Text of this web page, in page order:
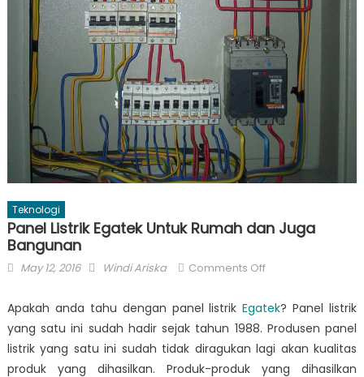
Teknologi
Panel Listrik Egatek Untuk Rumah dan Juga
Bangunan
Posted
May 12, 2016 Author
Windi Ariska Comments Offon
Listrik
Egatek
Untuk
Rumah
Apakah anda tahu dengan panel listrikEgatek? Panel listrik
yang satu ini sudah hadir sejak tahun 1988. Produsen panel
listrik yang satu ini sudah tidak diragukan lagi akan kualitas
produk yang dihasilkan. Produk-produk yang dihasilkan